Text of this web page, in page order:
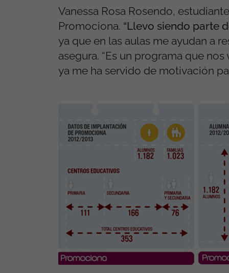
Vanessa Rosa Rosendo,
Promociona. “Llevo siendo parte
ya que en las aulas me ayudan a
asegura. “Es un programa que
ya me ha servido de motivación